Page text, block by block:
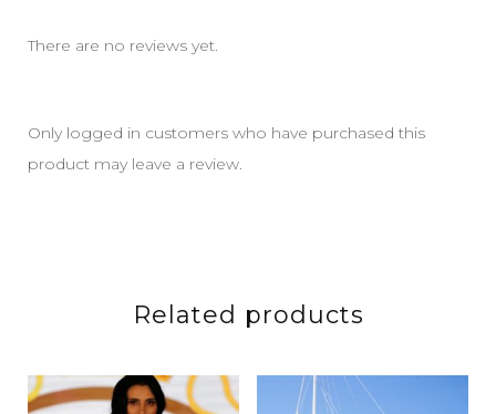
There are no reviews yet.
Only logged in customers who have purchased this
product may leave a review.
Related products